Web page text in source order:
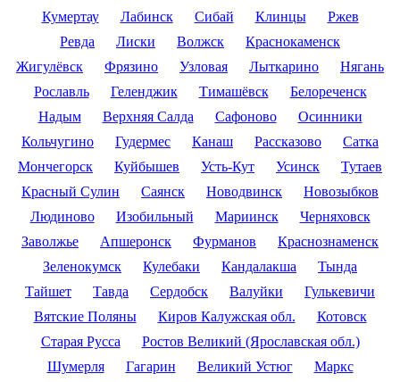
Кумертау Лабинск Сибай Клинцы
Ржев
Ревда
Лиски Волжск
Краснокаменск
Жигулёвск
Фрязино Узловая Лыткарино
Нягань
Рославль
Геленджик Тимашёвск
Белореченск
Надым
Верхняя Салда Сафоново
Осинники
Кольчугино
Гудермес Канаш Рассказово
Сатка
Мончегорск
Куйбышев Усть-Кут Усинск
Тутаев
Красный Сулин
Саянск Новодвинск
Новозыбков
Людиново
Изобильный Мариинск
Черняховск
Заволжье
Апшеронск Фурманов
Краснознаменск
Зеленокумск
Кулебаки Кандалакша
Тында
Тайшет
Тавда Сердобск Валуйки
Гулькевичи
Вятские Поляны
Киров Калужская обл.
Котовск
Старая Русса
Ростов Великий (Ярославская обл.)
Шумерля
Гагарин Великий Устюг
Маркс